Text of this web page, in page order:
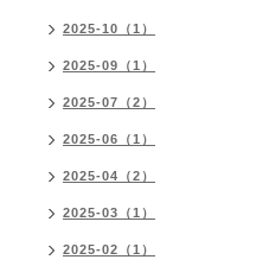
2025-10（1）
2025-09（1）
2025-07（2）
2025-06（1）
2025-04（2）
2025-03（1）
2025-02（1）